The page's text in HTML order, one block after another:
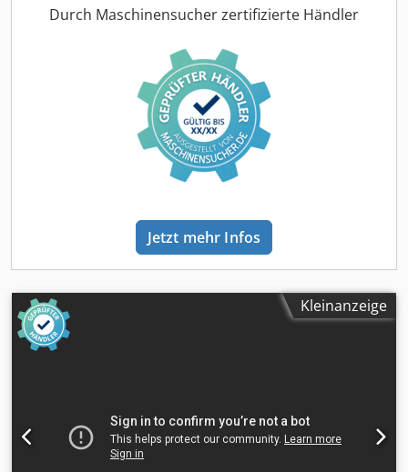
Durch Maschinensucher zertifizierte Händler
Jetzt mehr Infos
Kleinanzeige